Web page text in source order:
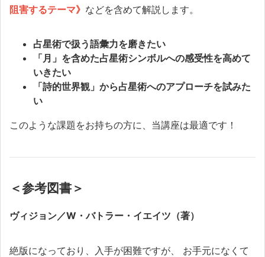
阻害するテーマ》 などを含めて解説します。
占星術で扱う語彙力を磨きたい
「月」を含めた占星術シンボルへの感受性を高めて
いきたい
「詩的世界観」から占星術へのアプローチを試みた
い
このような課題をお持ちの方に、当講座は最適です！
＜参考図書＞
ヴィジョン／W・バトラー・イエイツ（著）
絶版になっており、入手が困難ですが、 お手元になくて